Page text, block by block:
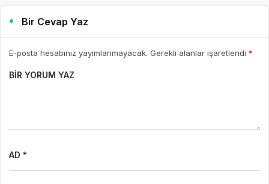
Bir Cevap Yaz
E-posta hesabınız yayımlanmayacak. Gerekli alanlar işaretlendi *
BIR YORUM YAZ
AD *